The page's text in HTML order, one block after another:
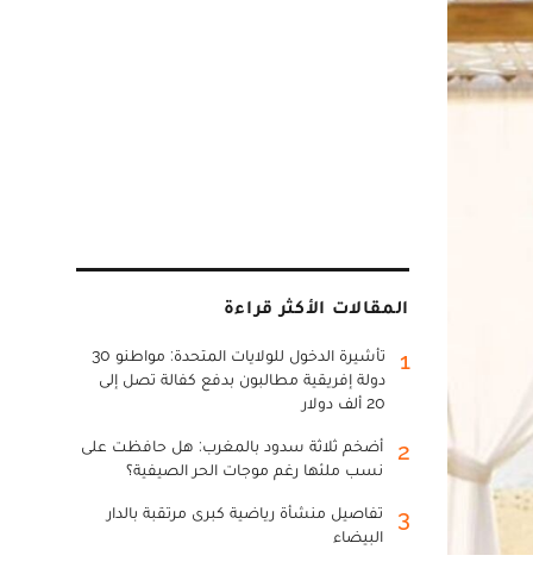
المقالات الأكثر قراءة
1
تأشيرة الدخول للولايات المتحدة: مواطنو 30
دولة إفريقية مطالبون بدفع كفالة تصل إلى
20 ألف دولار
2
أضخم ثلاثة سدود بالمغرب: هل حافظت على
نسب ملئها رغم موجات الحر الصيفية؟
3
تفاصيل منشأة رياضية كبرى مرتقبة بالدار
البيضاء